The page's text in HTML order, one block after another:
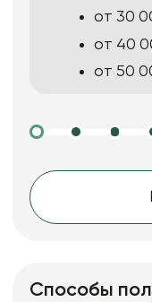
от 30
от 40
от 50
Способы